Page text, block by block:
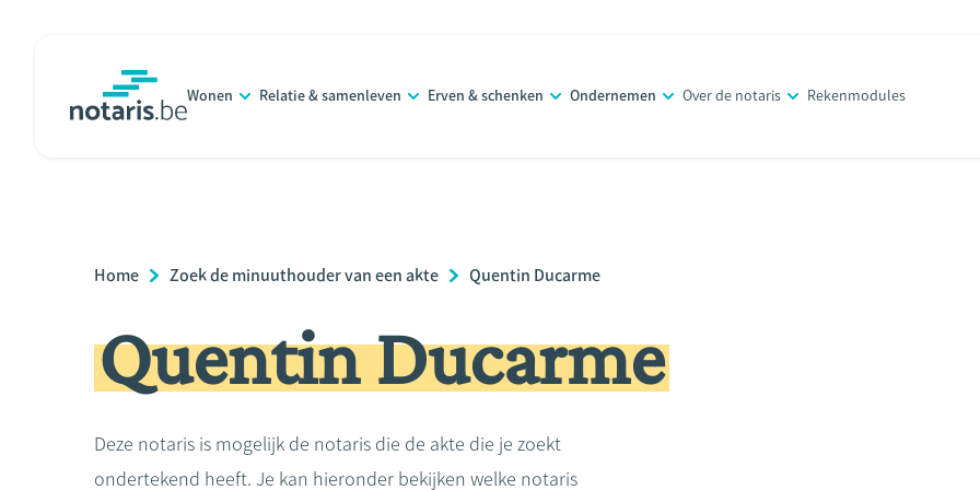
Wonen Relatie & samenleven Erven & schenken Ondernemen Over de notaris Rekenmodules
Breadcrumb
Home Zoek de minuuthouder van een akte Quentin Ducarme
Quentin Ducarme
Deze notaris is mogelijk de notaris die de akte die je zoekt
ondertekend heeft. Je kan hieronder bekijken welke notaris